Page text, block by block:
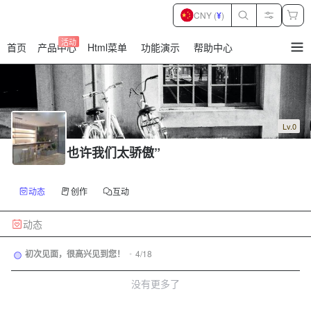
首页 产品中心
活动 Html菜单 功能演示 帮助中心
CNY (¥)
Lv.0
也许我们太骄傲”
动态 创作 互动
动态
初次见面，很高兴见到您！ • 4/18
没有更多了